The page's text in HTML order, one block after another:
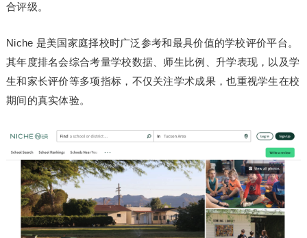
合评级。
Niche 是美国家庭择校时广泛参考和最具价值的学校评价平台。
其年度排名会综合考量学校数据、师生比例、升学表现，以及学
生和家长评价等多项指标，不仅关注学术成果，也重视学生在校
期间的真实体验。